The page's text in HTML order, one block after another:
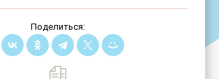
Поделиться: